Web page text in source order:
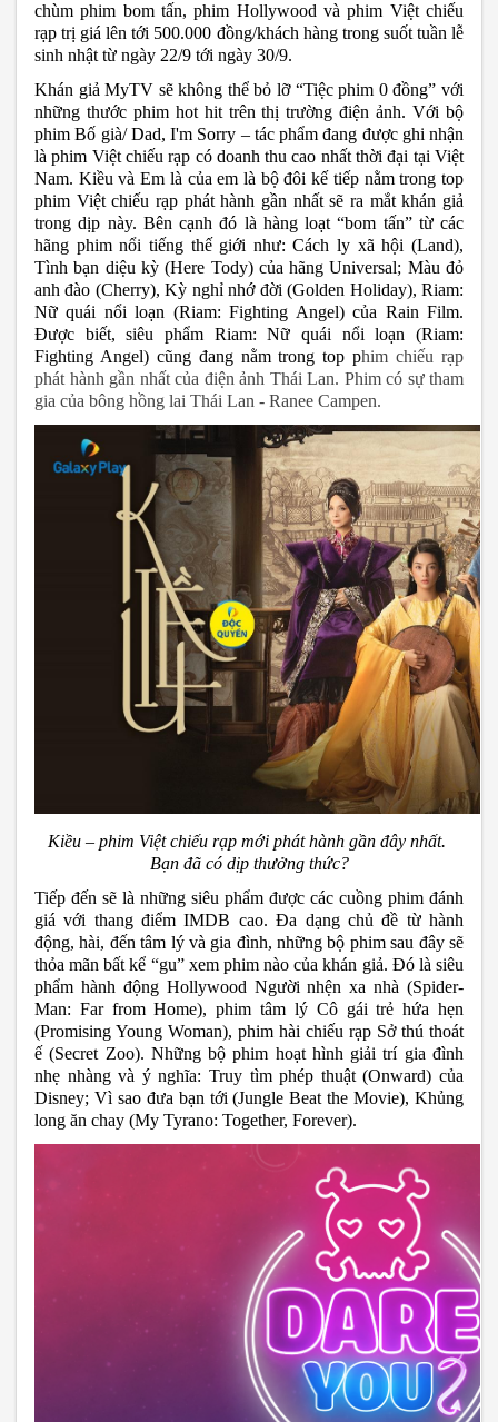
chùm phim bom tấn, phim Hollywood và phim Việt chiếu
rạp trị giá lên tới 500.000 đồng/khách hàng trong suốt tuần lễ
sinh nhật từ ngày 22/9 tới ngày 30/9.
Khán giả MyTV sẽ không thể bỏ lỡ “Tiệc phim 0 đồng” với
những thước phim hot hit trên thị trường điện ảnh. Với bộ
phim Bố già/ Dad, I'm Sorry – tác phẩm đang được ghi nhận
là phim Việt chiếu rạp có doanh thu cao nhất thời đại tại Việt
Nam. Kiều và Em là của em là bộ đôi kế tiếp nằm trong top
phim Việt chiếu rạp phát hành gần nhất sẽ ra mắt khán giả
trong dịp này. Bên cạnh đó là hàng loạt “bom tấn” từ các
hãng phim nổi tiếng thế giới như: Cách ly xã hội (Land),
Tình bạn diệu kỳ (Here Tody) của hãng Universal; Màu đỏ
anh đào (Cherry), Kỳ nghỉ nhớ đời (Golden Holiday), Riam:
Nữ quái nổi loạn (Riam: Fighting Angel) của Rain Film.
Được biết, siêu phẩm Riam: Nữ quái nổi loạn (Riam:
Fighting Angel) cũng đang nằm trong top phim chiếu rạp
phát hành gần nhất của điện ảnh Thái Lan. Phim có sự tham
gia của bông hồng lai Thái Lan - Ranee Campen.
Kiều – phim Việt chiếu rạp mới phát hành gần đây nhất.
Bạn đã có dịp thưởng thức?
Tiếp đến sẽ là những siêu phẩm được các cuồng phim đánh
giá với thang điểm IMDB cao. Đa dạng chủ đề từ hành
động, hài, đến tâm lý và gia đình, những bộ phim sau đây sẽ
thỏa mãn bất kể “gu” xem phim nào của khán giả. Đó là siêu
phẩm hành động Hollywood Người nhện xa nhà (Spider-
Man: Far from Home), phim tâm lý Cô gái trẻ hứa hẹn
(Promising Young Woman), phim hài chiếu rạp Sở thú thoát
ế (Secret Zoo). Những bộ phim hoạt hình giải trí gia đình
nhẹ nhàng và ý nghĩa: Truy tìm phép thuật (Onward) của
Disney; Vì sao đưa bạn tới (Jungle Beat the Movie), Khủng
long ăn chay (My Tyrano: Together, Forever).